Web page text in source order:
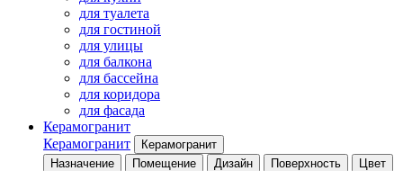
для туалета
для гостиной
для улицы
для балкона
для бассейна
для коридора
для фасада
Керамогранит
Керамогранит
Керамогранит
Назначение
Помещение Дизайн Поверхность
Цвет